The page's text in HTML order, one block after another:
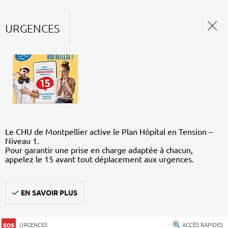
URGENCES
Le CHU de Montpellier active le Plan Hôpital en Tension –
Niveau 1.
Pour garantir une prise en charge adaptée à chacun,
appelez le 15 avant tout déplacement aux urgences.
EN SAVOIR PLUS
URGENCES ACCÈS RAPIDES